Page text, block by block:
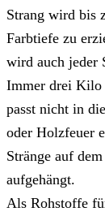
Strang wird bis
Farbtiefe zu
wird auch jeder
Immer drei Kilo
passt nicht in
oder Holzfeuer
Stränge auf
aufgehängt.
Als Rohstoffe